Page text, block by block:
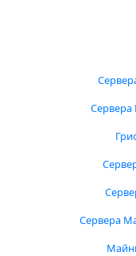
Сервера
Сервера